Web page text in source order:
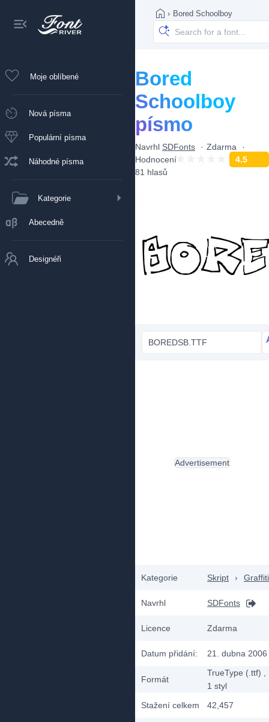
Moje oblíbené
Nová písma
Populární písma
Náhodné písma
Kategorie
Abecedně
Designéři
› Bored Schoolboy
Bored
Schoolboy
písmo
Navrhl SDFonts
Zdarma
Hodnocení
4.5
81 hlasů
BOREDSB.TTF
Kategorie Skript › Graffiti
Navrhl SDFonts
Licence Zdarma
Datum přidání: 21. dubna 2006
Formát
TrueType (.ttf)
1 styl
Stažení celkem
42,457
Advertisement